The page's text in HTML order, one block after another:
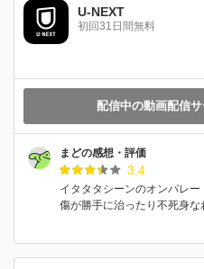
U-NEXT
初回31日間無料
配信中の動画配信
まどの感想・評価
3.4
イタタタシーンのオンパレ
傷が勝手に治ったり不死身